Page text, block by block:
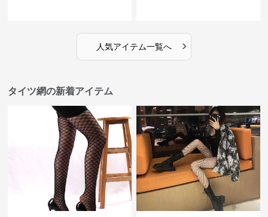
人気アイテム一覧へ ›
タイツ網の新着アイテム